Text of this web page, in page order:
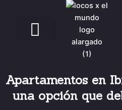
Apartamentos en
una opción que